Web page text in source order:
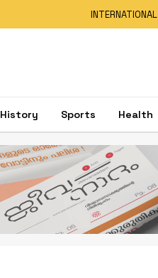
INTERNATIONAL
History Sports Health